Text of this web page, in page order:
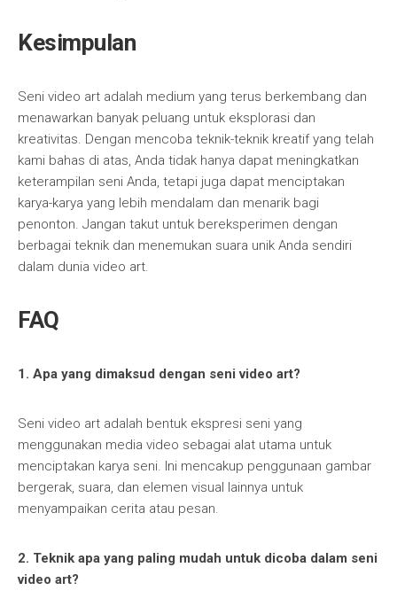
Kesimpulan
Seni video art adalah medium yang terus berkembang dan
menawarkan banyak peluang untuk eksplorasi dan
kreativitas. Dengan mencoba teknik-teknik kreatif yang telah
kami bahas di atas, Anda tidak hanya dapat meningkatkan
keterampilan seni Anda, tetapi juga dapat menciptakan
karya-karya yang lebih mendalam dan menarik bagi
penonton. Jangan takut untuk bereksperimen dengan
berbagai teknik dan menemukan suara unik Anda sendiri
dalam dunia video art.
FAQ
1. Apa yang dimaksud dengan seni video art?
Seni video art adalah bentuk ekspresi seni yang
menggunakan media video sebagai alat utama untuk
menciptakan karya seni. Ini mencakup penggunaan gambar
bergerak, suara, dan elemen visual lainnya untuk
menyampaikan cerita atau pesan.
2. Teknik apa yang paling mudah untuk dicoba dalam seni
video art?